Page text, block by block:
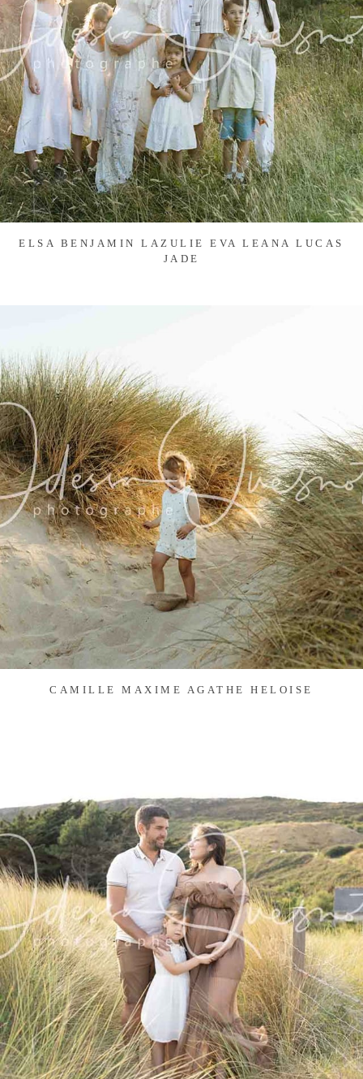
ELSA BENJAMIN LAZULIE EVA LEANA LUCAS
JADE
CAMILLE MAXIME AGATHE HELOISE